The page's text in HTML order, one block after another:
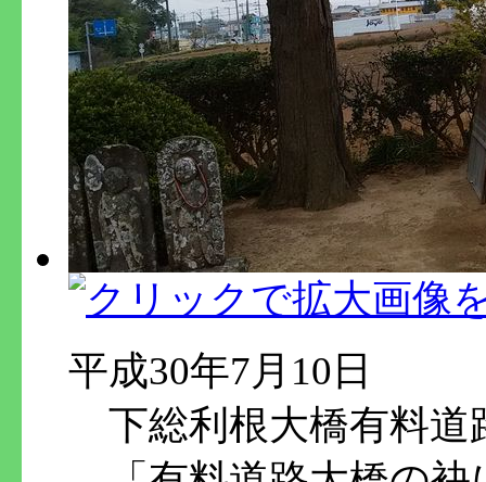
平成30年7月10日
下総利根大橋有料道